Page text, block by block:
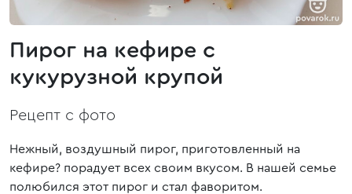
Пирог на кефире с
кукурузной крупой
Рецепт с фото
Нежный, воздушный пирог, приготовленный на
кефире? порадует всех своим вкусом. В нашей семье
полюбился этот пирог и стал фаворитом.